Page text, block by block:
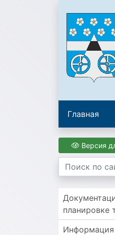
Главная
Версия
планировке
Информация